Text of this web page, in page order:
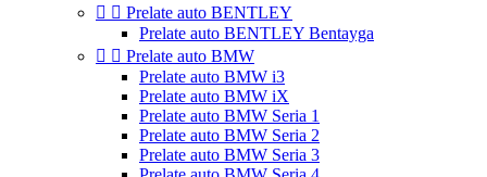
  Prelate auto BENTLEY
Prelate auto BENTLEY Bentayga
  Prelate auto BMW
Prelate auto BMW i3
Prelate auto BMW iX
Prelate auto BMW Seria 1
Prelate auto BMW Seria 2
Prelate auto BMW Seria 3